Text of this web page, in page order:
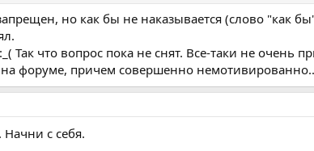
но как бы не наказывается (слово "как
Так что вопрос пока не снят. Все-таки не очень
форуме, причем совершенно
с себя.